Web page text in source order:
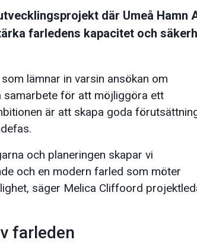
där Umeå Hamn
farledens kapacitet och
lämnar in varsin ansökan om
samarbete för att möjliggöra ett
är att skapa goda
och planeringen skapar vi
och en modern farled som möter
säger Melica Cliffoord
farleden